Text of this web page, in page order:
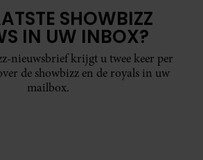
SHOWBIZZ
IN UW INBOX?
nieuwsbrief krijgt u twee keer per
de showbizz en de royals in uw
mailbox.